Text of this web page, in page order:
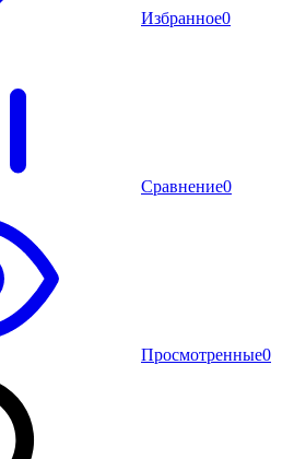
Избранное0
Сравнение0
Просмотренные0